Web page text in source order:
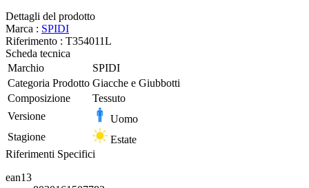
Dettagli del prodotto
Marca : SPIDI
Riferimento : T354011L
Scheda tecnica
Marchio
SPIDI
Categoria Prodotto Giacche e Giubbotti
Composizione
Tessuto
Versione
Uomo
Stagione
Estate
Riferimenti Specifici
ean13